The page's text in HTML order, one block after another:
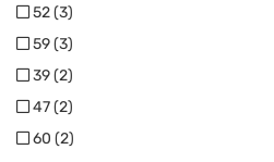
52 (3)
59 (3)
39 (2)
47 (2)
60 (2)